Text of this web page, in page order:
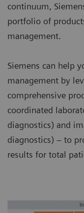
continuum,
portfolio of
management.
Siemens can help
management by
comprehensive
coordinated
diagnostics) and
diagnostics) – to
results for total